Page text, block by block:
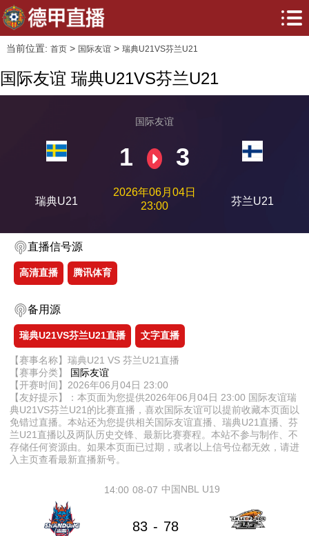
当前位置: 首页> 国际友谊> 瑞典U21VS芬兰U21
国际友谊 瑞典U21VS芬兰U21
瑞典U21
国际友谊
1 3
2026年06月04日
23:00
芬兰U21
直播信号源
高清直播 腾讯体育
备用源
瑞典U21VS芬兰U21直播 文字直播
【赛事名称】瑞典U21 VS 芬兰U21直播
【赛事分类】 国际友谊
【开赛时间】2026年06月04日 23:00
【友好提示】：本页面为您提供2026年06月04日 23:00 国际友谊瑞
典U21VS芬兰U21的比赛直播，喜欢国际友谊可以提前收藏本页面以
免错过直播。本站还为您提供相关国际友谊直播、瑞典U21直播、芬
兰U21直播以及两队历史交锋、最新比赛赛程。本站不参与制作、不
存储任何资源由。如果本页面已过期，或者以上信号位都无效，请进
入主页查看最新直播新号。
08-07
14:00 中国NBL U19
83 - 78